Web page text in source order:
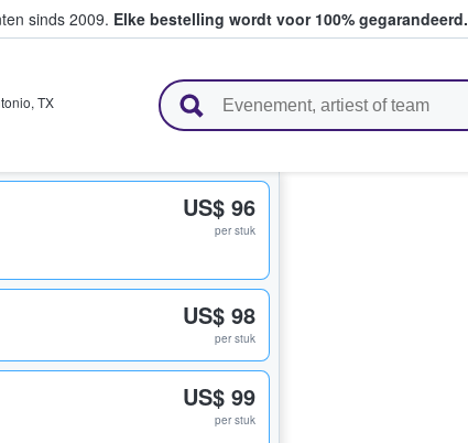
sinds 2009. Elke bestelling wordt voor 100% gegarandeerd.
en verkopen
, TX
US$ 96
per stuk
US$ 98
per stuk
US$ 99
per stuk